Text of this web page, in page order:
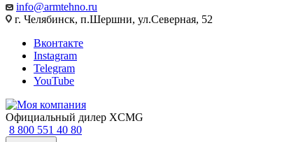
info@armtehno.ru
г. Челябинск, п.Шершни, ул.Северная, 52
Вконтакте
Instagram
Telegram
YouTube
Официальный дилер XCMG
8 800 551 40 80